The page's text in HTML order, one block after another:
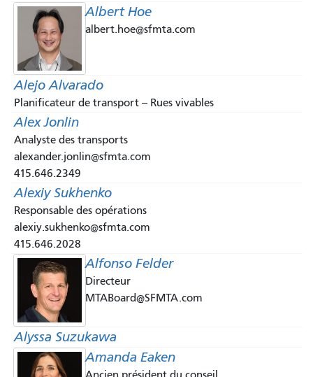
Albert Hoe
albert.hoe@sfmta.com
Alejo Alvarado
Planificateur de transport -- Rues vivables
Alex Jonlin
Analyste des transports
alexander.jonlin@sfmta.com
415.646.2349
Alexiy Sukhenko
Responsable des opérations
alexiy.sukhenko@sfmta.com
415.646.2028
Alfonso Felder
Directeur
MTABoard@SFMTA.com
Alyssa Suzukawa
Amanda Eaken